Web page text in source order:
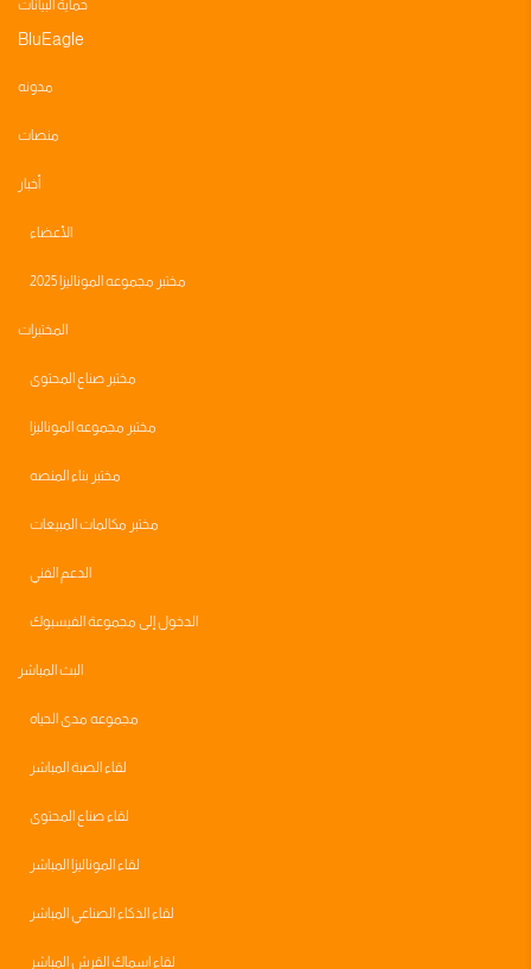
حماية البيانات
BluEagle
مدونه
منصات
أخبار
الأعضاء
مختبر مجموعه الموناليزا 2025
المختبرات
مختبر صناع المحتوى
مختبر مجموعه الموناليزا
مختبر بناء المنصه
مختبر مكالمات المبيعات
الدعم الفني
الدخول إلى مجموعة الفيسبوك
البث المباشر
مجموعه مدى الحياه
لقاء الصبة المباشر
لقاء صناع المحتوى
لقاء الموناليزا المباشر
لقاء الذكاء الصناعي المباشر
لقاء اسماك القرش المباشر